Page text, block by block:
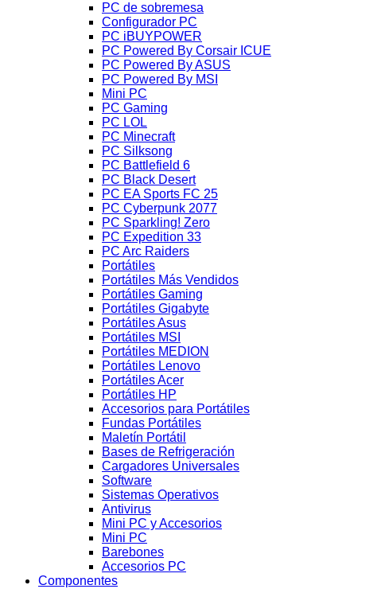
PC de sobremesa
Configurador PC
PC iBUYPOWER
PC Powered By Corsair ICUE
PC Powered By ASUS
PC Powered By MSI
Mini PC
PC Gaming
PC LOL
PC Minecraft
PC Silksong
PC Battlefield 6
PC Black Desert
PC EA Sports FC 25
PC Cyberpunk 2077
PC Sparkling! Zero
PC Expedition 33
PC Arc Raiders
Portátiles
Portátiles Más Vendidos
Portátiles Gaming
Portátiles Gigabyte
Portátiles Asus
Portátiles MSI
Portátiles MEDION
Portátiles Lenovo
Portátiles Acer
Portátiles HP
Accesorios para Portátiles
Fundas Portátiles
Maletín Portátil
Bases de Refrigeración
Cargadores Universales
Software
Sistemas Operativos
Antivirus
Mini PC y Accesorios
Mini PC
Barebones
Accesorios PC
Componentes